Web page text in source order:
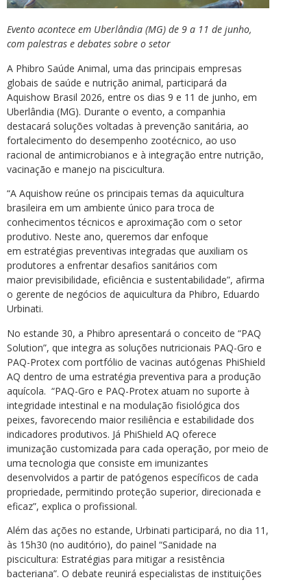
Evento acontece em Uberlândia (MG) de 9 a 11 de junho,
com palestras e debates sobre o setor
A Phibro Saúde Animal, uma das principais empresas
globais de saúde e nutrição animal, participará da
Aquishow Brasil 2026, entre os dias 9 e 11 de junho, em
Uberlândia (MG). Durante o evento, a companhia
destacará soluções voltadas à prevenção sanitária, ao
fortalecimento do desempenho zootécnico, ao uso
racional de antimicrobianos e à integração entre nutrição,
vacinação e manejo na piscicultura.
“A Aquishow reúne os principais temas da aquicultura
brasileira em um ambiente único para troca de
conhecimentos técnicos e aproximação com o setor
produtivo. Neste ano, queremos dar enfoque
em estratégias preventivas integradas que auxiliam os
produtores a enfrentar desafios sanitários com
maior previsibilidade, eficiência e sustentabilidade”, afirma
o gerente de negócios de aquicultura da Phibro, Eduardo
Urbinati.
No estande 30, a Phibro apresentará o conceito de “PAQ
Solution”, que integra as soluções nutricionais PAQ-Gro e
PAQ-Protex com portfólio de vacinas autógenas PhiShield
AQ dentro de uma estratégia preventiva para a produção
aquícola. “PAQ-Gro e PAQ-Protex atuam no suporte à
integridade intestinal e na modulação fisiológica dos
peixes, favorecendo maior resiliência e estabilidade dos
indicadores produtivos. Já PhiShield AQ oferece
imunização customizada para cada operação, por meio de
uma tecnologia que consiste em imunizantes
desenvolvidos a partir de patógenos específicos de cada
propriedade, permitindo proteção superior, direcionada e
eficaz”, explica o profissional.
Além das ações no estande, Urbinati participará, no dia 11,
às 15h30 (no auditório), do painel “Sanidade na
piscicultura: Estratégias para mitigar a resistência
bacteriana”. O debate reunirá especialistas de instituições